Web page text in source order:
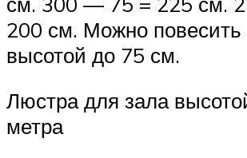
200 см. Можно повесить
высотой до 75 см.
Люстра для зала
метра